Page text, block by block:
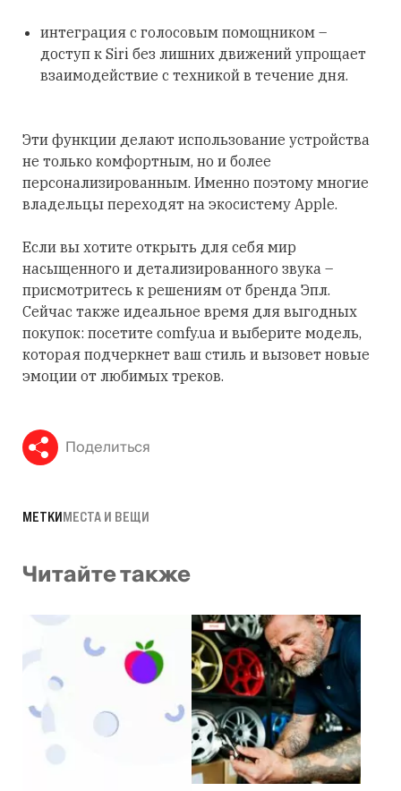
интеграция с голосовым помощником –
доступ к Siri без лишних движений упрощает
взаимодействие с техникой в течение дня.
Эти функции делают использование устройства
не только комфортным, но и более
персонализированным. Именно поэтому многие
владельцы переходят на экосистему Apple.
Если вы хотите открыть для себя мир
насыщенного и детализированного звука –
присмотритесь к решениям от бренда Эпл.
Сейчас также идеальное время для выгодных
покупок: посетите comfy.ua и выберите модель,
которая подчеркнет ваш стиль и вызовет новые
эмоции от любимых треков.
Поделиться
МЕТКИМЕСТА И ВЕЩИ
Читайте также